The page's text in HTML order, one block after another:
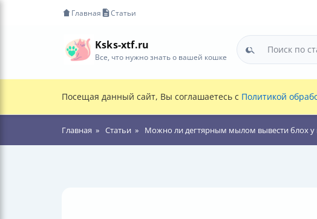
Главная Статьи
Ksks-xtf.ru
Все, что нужно знать о вашей кошке
Посещая данный сайт, Вы соглашаетесь с Политикой
Главная Статьи Можно ли дегтярным мылом вывести блох